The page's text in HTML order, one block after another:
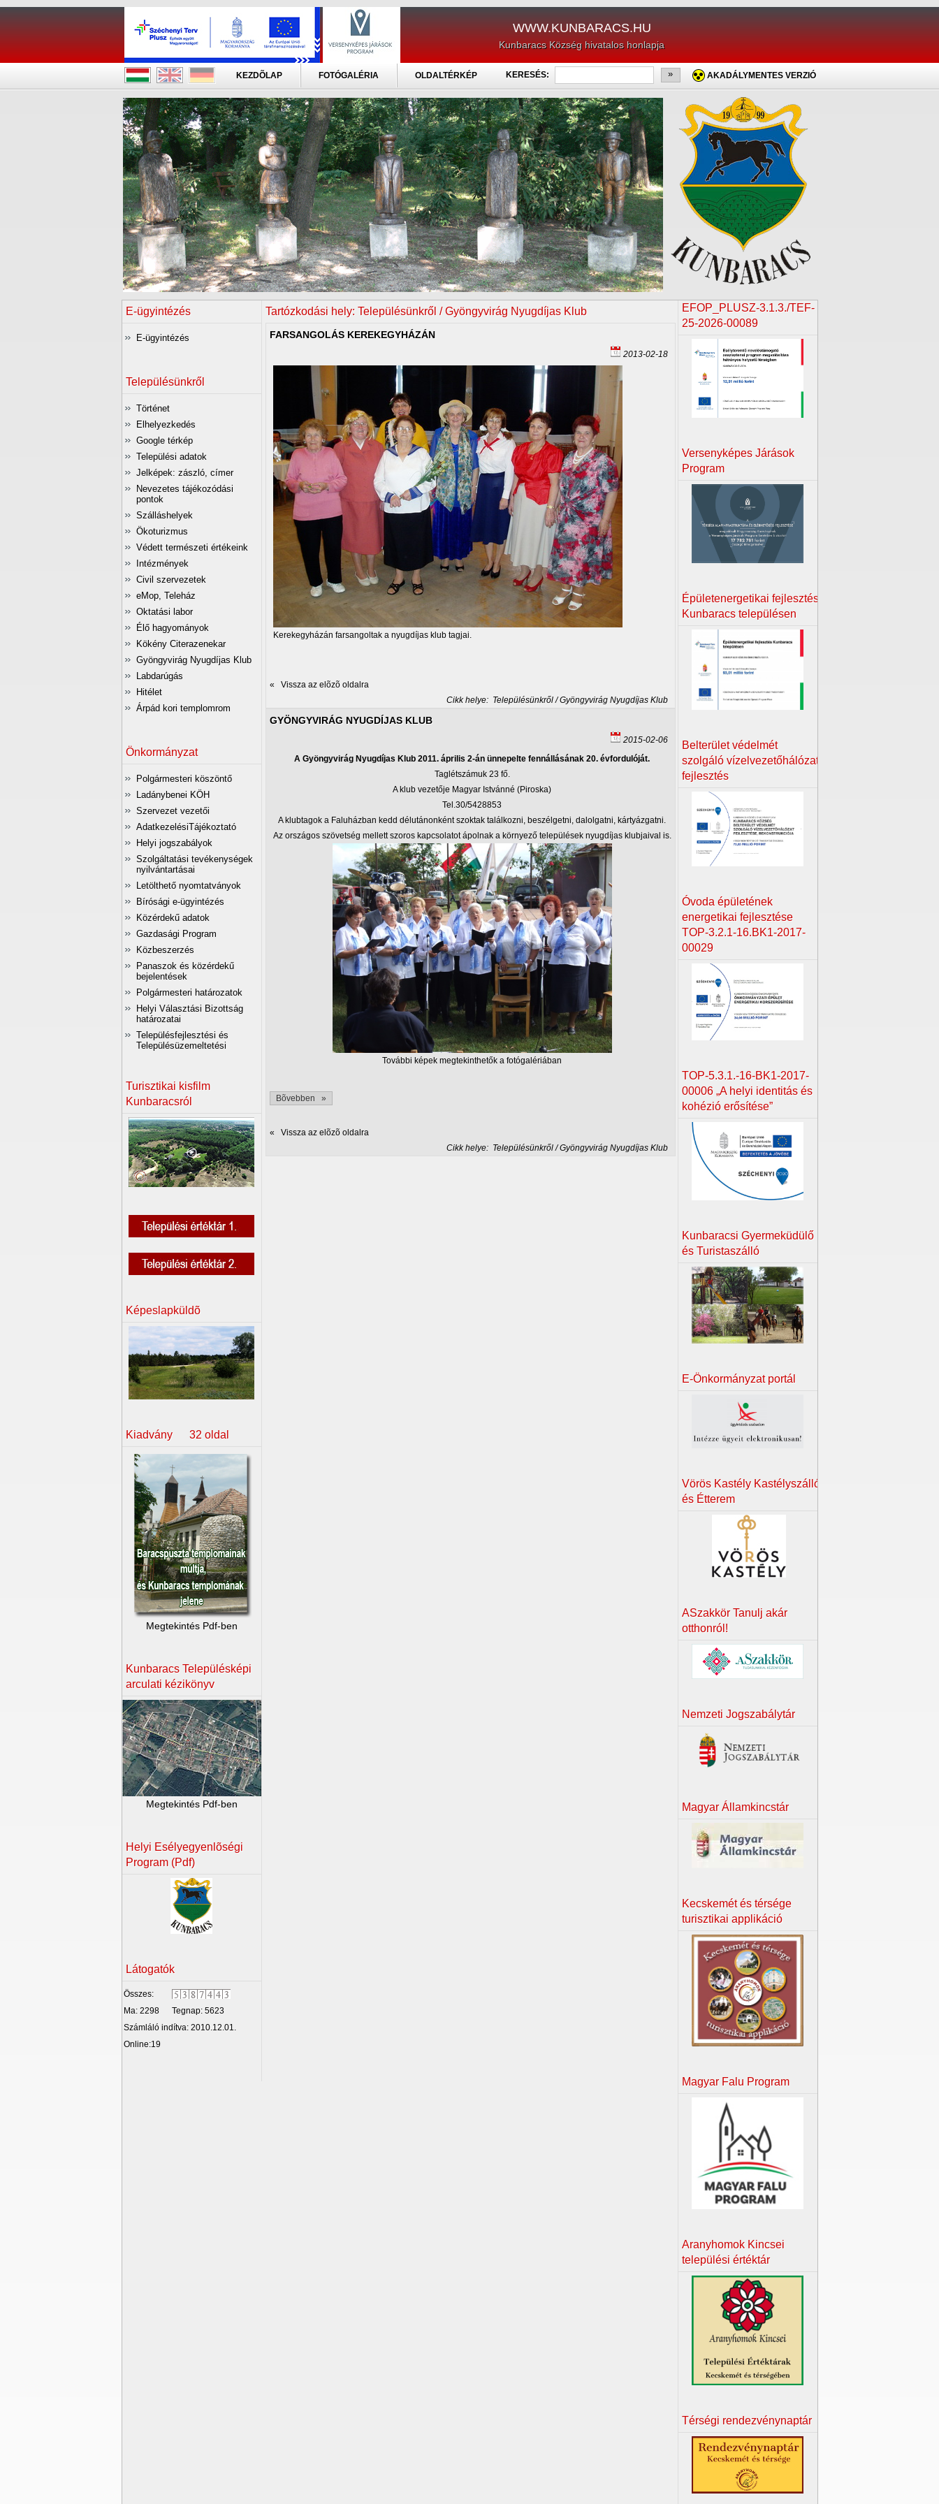
WWW.KUNBARACS.HU
Kunbaracs Község hivatalos honlapja
KEZDÕLAP FOTÓGALÉRIA OLDALTÉRKÉP KERESÉS: » AKADÁLYMENTES VERZIÓ
E-ügyintézés
E-ügyintézés
Településünkről
Történet
Elhelyezkedés
Google térkép
Települési adatok
Jelképek: zászló, címer
Nevezetes tájékozódási
pontok
Szálláshelyek
Ökoturizmus
Védett természeti értékeink
Intézmények
Civil szervezetek
eMop, Teleház
Oktatási labor
Élő hagyományok
Kökény Citerazenekar
Gyöngyvirág Nyugdíjas Klub
Labdarúgás
Hitélet
Árpád kori templomrom
Önkormányzat
Polgármesteri köszöntő
Ladánybenei KÖH
Szervezet vezetői
AdatkezelésiTájékoztató
Helyi jogszabályok
Szolgáltatási tevékenységek
nyilvántartásai
Letölthető nyomtatványok
Bírósági e-ügyintézés
Közérdekű adatok
Gazdasági Program
Közbeszerzés
Panaszok és közérdekű
bejelentések
Polgármesteri határozatok
Helyi Választási Bizottság
határozatai
Településfejlesztési és
Településüzemeltetési
Turisztikai kisfilm
Kunbaracsról
Képeslapküldõ
Kiadvány 32 oldal
Megtekintés Pdf-ben
Kunbaracs Településképi
arculati kézikönyv
Megtekintés Pdf-ben
Helyi Esélyegyenlõségi
Program (Pdf)
Látogatók
Összes:
Ma: 2298
Tegnap: 5623
Számláló indítva: 2010.12.01.
Online:19
Tartózkodási hely: Településünkről / Gyöngyvirág Nyugdíjas Klub
FARSANGOLÁS KEREKEGYHÁZÁN
2013-02-18
Kerekegyházán farsangoltak a nyugdíjas klub tagjai.
« Vissza az elõzõ oldalra
Cikk helye:Településünkről / Gyöngyvirág Nyugdíjas Klub
GYÖNGYVIRÁG NYUGDÍJAS KLUB
2015-02-06
A Gyöngyvirág Nyugdíjas Klub 2011. április 2-án ünnepelte fennállásának 20. évfordulóját.
Taglétszámuk 23 fő.
A klub vezetője Magyar Istvánné (Piroska)
Tel.30/5428853
A klubtagok a Faluházban kedd délutánonként szoktak találkozni, beszélgetni, dalolgatni, kártyázgatni.
Az országos szövetség mellett szoros kapcsolatot ápolnak a környező települések nyugdíjas klubjaival is.
További képek megtekinthetők a fotógalériában
Bõvebben »
« Vissza az elõzõ oldalra
Cikk helye:Településünkről / Gyöngyvirág Nyugdíjas Klub
EFOP_PLUSZ-3.1.3./TEF-
25-2026-00089
Versenyképes Járások
Program
Épületenergetikai fejlesztés
Kunbaracs településen
Belterület védelmét
szolgáló vízelvezetőhálózat
fejlesztés
Óvoda épületének
energetikai fejlesztése
TOP-3.2.1-16.BK1-2017-
00029
TOP-5.3.1.-16-BK1-2017-
00006 „A helyi identitás és
kohézió erősítése”
Kunbaracsi Gyermeküdülő
és Turistaszálló
E-Önkormányzat portál
Vörös Kastély Kastélyszálló
és Étterem
ASzakkör Tanulj akár
otthonról!
Nemzeti Jogszabálytár
Magyar Államkincstár
Kecskemét és térsége
turisztikai applikáció
Magyar Falu Program
Aranyhomok Kincsei
települési értéktár
Térségi rendezvénynaptár